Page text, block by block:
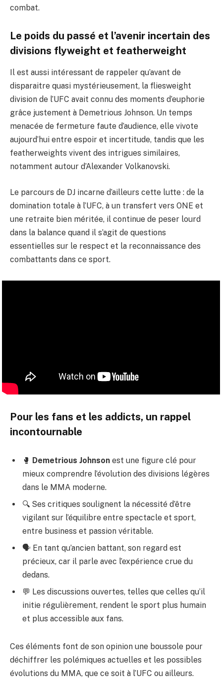
combat.
Le poids du passé et l’avenir incertain des
divisions flyweight et featherweight
Il est aussi intéressant de rappeler qu’avant de
disparaitre quasi mystérieusement, la fliesweight
division de l’UFC avait connu des moments d’euphorie
grâce justement à Demetrious Johnson. Un temps
menacée de fermeture faute d’audience, elle vivote
aujourd’hui entre espoir et incertitude, tandis que les
featherweights vivent des intrigues similaires,
notamment autour d’Alexander Volkanovski.
Le parcours de DJ incarne d’ailleurs cette lutte : de la
domination totale à l’UFC, à un transfert vers ONE et
une retraite bien méritée, il continue de peser lourd
dans la balance quand il s’agit de questions
essentielles sur le respect et la reconnaissance des
combattants dans ce sport.
Pour les fans et les addicts, un rappel
incontournable
🥊 Demetrious Johnson est une figure clé pour
mieux comprendre l’évolution des divisions légères
dans le MMA moderne.
🔍 Ses critiques soulignent la nécessité d’être
vigilant sur l’équilibre entre spectacle et sport,
entre business et passion véritable.
🗣️ En tant qu’ancien battant, son regard est
précieux, car il parle avec l’expérience crue du
dedans.
💬 Les discussions ouvertes, telles que celles qu’il
initie régulièrement, rendent le sport plus humain
et plus accessible aux fans.
Ces éléments font de son opinion une boussole pour
déchiffrer les polémiques actuelles et les possibles
évolutions du MMA, que ce soit à l’UFC ou ailleurs.